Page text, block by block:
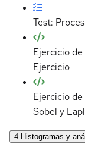
Test:
Ejercicio
Ejercicio
Ejercicio
Sobel y
4 Histogramas y